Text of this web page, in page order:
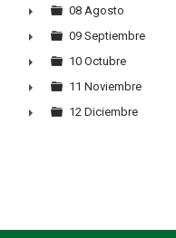
►
►
08 Agosto
►
09 Septiembre
►
10 Octubre
►
11 Noviembre
12 Diciembre